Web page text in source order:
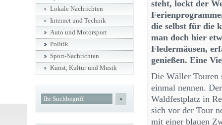
steht, lockt der
die selbst für die
man doch hier
Fledermäusen,
genießen. Eine
Die Wäller Touren
einmal nennen.
Waldfestplatz in
sich vor der Tour
mit einer blauen
Lokale Nachrichten
Internet und Technik
Auto und Motorsport
Politik
Sport-Nachrichten
Kunst, Kultur und Musik
»